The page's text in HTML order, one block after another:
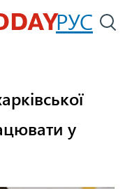
РУС
у